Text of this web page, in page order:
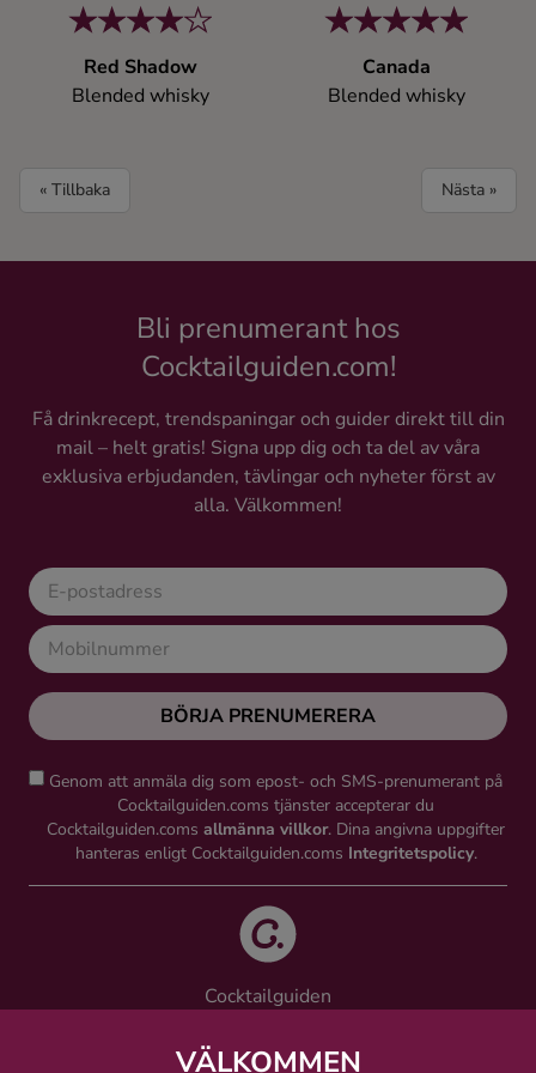
VÄLKOMMEN
Red Shadow
Blended whisky
Canada
Blended whisky
« Tillbaka Nästa »
Bli prenumerant hos
Cocktailguiden.com!
Få drinkrecept, trendspaningar och guider direkt till din
mail – helt gratis! Signa upp dig och ta del av våra
exklusiva erbjudanden, tävlingar och nyheter först av
alla. Välkommen!
BÖRJA PRENUMERERA
Genom att anmäla dig som epost- och SMS-prenumerant på
Cocktailguiden.coms tjänster accepterar du
Cocktailguiden.coms allmänna villkor. Dina angivna uppgifter
hanteras enligt Cocktailguiden.coms Integritetspolicy.
Cocktailguiden
Västra Järnvägsgatan 21, 111 64 Stockholm